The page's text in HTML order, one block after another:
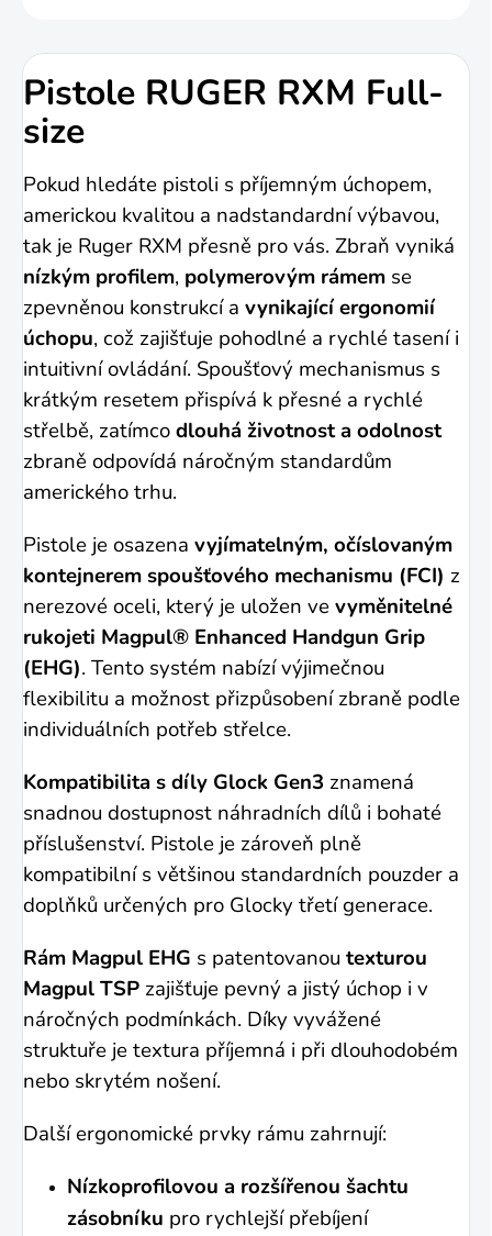
Pistole RUGER RXM Full-
size
Pokud hledáte pistoli s příjemným úchopem,
americkou kvalitou a nadstandardní výbavou,
tak je Ruger RXM přesně pro vás. Zbraň vyniká
nízkým profilem, polymerovým rámem se
zpevněnou konstrukcí a vynikající ergonomií
úchopu, což zajišťuje pohodlné a rychlé tasení i
intuitivní ovládání. Spoušťový mechanismus s
krátkým resetem přispívá k přesné a rychlé
střelbě, zatímcodlouhá životnost a odolnost
zbraně odpovídá náročným standardům
amerického trhu.
Pistole je osazena vyjímatelným, očíslovaným
kontejnerem spoušťového mechanismu (FCI) z
nerezové oceli, který je uložen vevyměnitelné
rukojeti Magpul® Enhanced Handgun Grip
(EHG). Tento systém nabízí výjimečnou
flexibilitu a možnost přizpůsobení zbraně podle
individuálních potřeb střelce.
Kompatibilita s díly Glock Gen3 znamená
snadnou dostupnost náhradních dílů i bohaté
příslušenství. Pistole je zároveň plně
kompatibilní s většinou standardních pouzder a
doplňků určených pro Glocky třetí generace.
Rám Magpul EHG s patentovanou texturou
Magpul TSP zajišťuje pevný a jistý úchop i v
náročných podmínkách. Díky vyvážené
struktuře je textura příjemná i při dlouhodobém
nebo skrytém nošení.
Další ergonomické prvky rámu zahrnují:
Nízkoprofilovou a rozšířenou šachtu
zásobníku pro rychlejší přebíjení